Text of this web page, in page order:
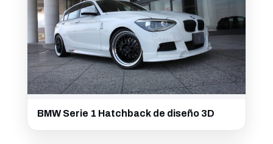
BMW Serie 1 Hatchback de diseño 3D